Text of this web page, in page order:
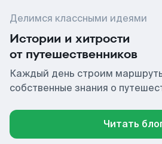
Делимся классными идеями
Истории и хитрости
от путешественников
Каждый день строим
собственные знания о
Читать